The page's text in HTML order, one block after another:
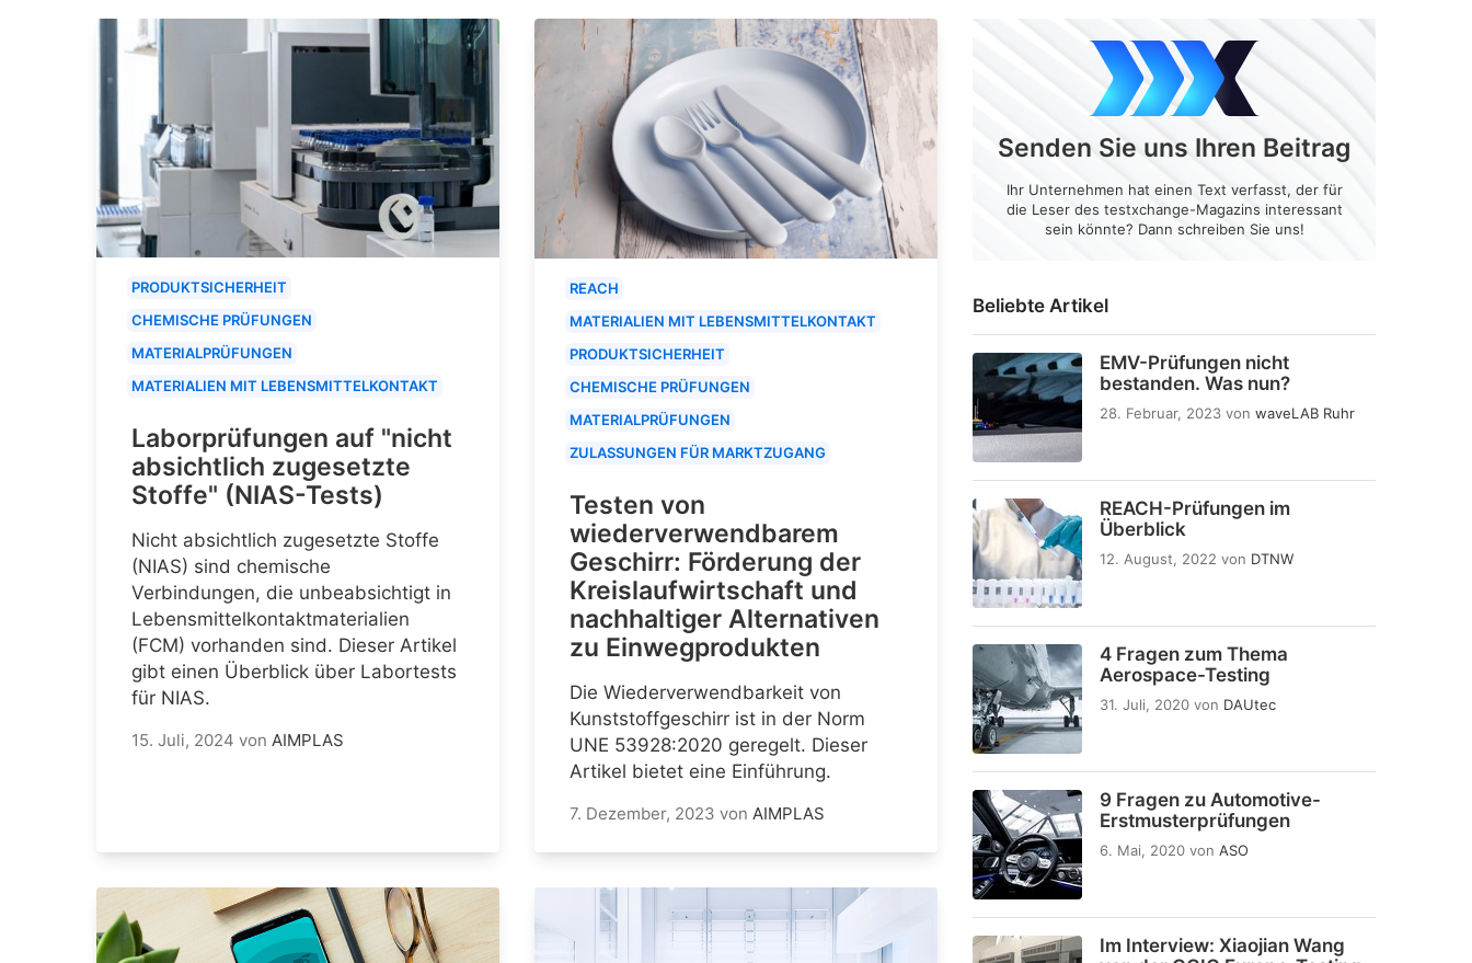
Beliebte Artikel
EMV-Prüfungen nicht
bestanden. Was nun?
28. Februar, 2023 von waveLAB Ruhr
REACH-Prüfungen im
Überblick
12. August, 2022 von DTNW
4 Fragen zum Thema
Aerospace-Testing
31. Juli, 2020 von DAUtec
9 Fragen zu Automotive-
Erstmusterprüfungen
6. Mai, 2020 von ASO
Im Interview: Xiaojian Wang
Senden Sie uns Ihren Beitrag
Ihr Unternehmen hat einen Text verfasst, der für
die Leser des testxchange-Magazins interessant
sein könnte? Dann schreiben Sie uns!
PRODUKTSICHERHEIT
CHEMISCHE PRÜFUNGEN
MATERIALPRÜFUNGEN
MATERIALIEN MIT LEBENSMITTELKONTAKT
Laborprüfungen auf "nicht
absichtlich zugesetzte
Stoffe" (NIAS-Tests)
Nicht absichtlich zugesetzte Stoffe
(NIAS) sind chemische
Verbindungen, die unbeabsichtigt in
Lebensmittelkontaktmaterialien
(FCM) vorhanden sind. Dieser Artikel
gibt einen Überblick über Labortests
für NIAS.
15. Juli, 2024 von AIMPLAS
REACH
MATERIALIEN MIT LEBENSMITTELKONTAKT
PRODUKTSICHERHEIT
CHEMISCHE PRÜFUNGEN
MATERIALPRÜFUNGEN
ZULASSUNGEN FÜR MARKTZUGANG
Testen von
wiederverwendbarem
Geschirr: Förderung der
Kreislaufwirtschaft und
nachhaltiger Alternativen
zu Einwegprodukten
Die Wiederverwendbarkeit von
Kunststoffgeschirr ist in der Norm
UNE 53928:2020 geregelt. Dieser
Artikel bietet eine Einführung.
7. Dezember, 2023 von AIMPLAS